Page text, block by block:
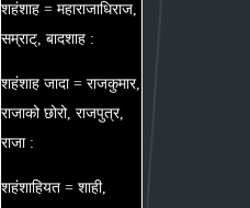
शहंशाह = महाराजाधिराज,
सम्राट्, बादशाह :
शहंशाह जादा = राजकुमार,
राजाको छोरो, राजपुत्र,
राजा :
शहंशाहियत = शाही,